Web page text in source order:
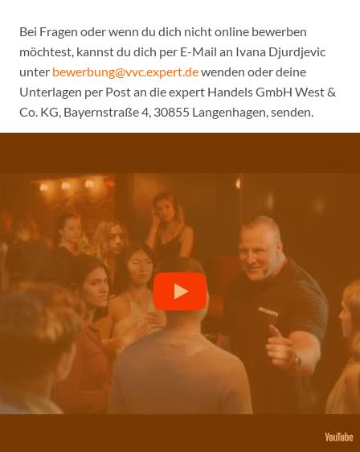
Bei Fragen oder wenn du dich nicht online bewerben
möchtest, kannst du dich per E-Mail an Ivana Djurdjevic
unter bewerbung@vvc.expert.dewenden oder deine
Unterlagen per Post an die expert Handels GmbH West &
Co. KG, Bayernstraße 4, 30855 Langenhagen, senden.